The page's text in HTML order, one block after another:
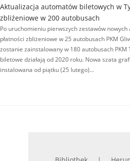
Aktualizacja automatów biletowych w
zbliżeniowe w 200 autobusach
Po uruchomieniu pierwszych zestawów nowych
płatności zbliżeniowe w 25 autobusach PKM
zostanie zainstalowany w 180 autobusach PKM
biletowe działają od 2020 roku. Nowa szata
instalowana od piątku (25 lutego)…